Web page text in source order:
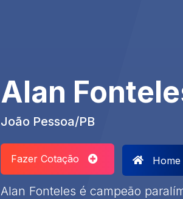
Alan
João Pessoa/PB
Fazer Cotação Home
Alan Fonteles é campeão